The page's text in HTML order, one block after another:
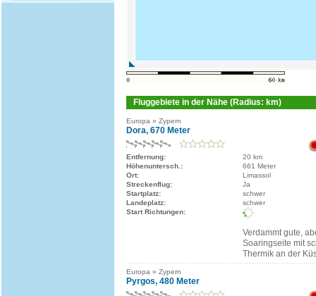
Fluggebiete in der Nähe (Radius: km)
Europa » Zypern
Dora, 670 Meter
Entfernung:
20 km
Höhenuntersch.:
661 Meter
Ort:
Limassol
Streckenflug:
Ja
Startplatz:
schwer
Landeplatz:
schwer
Start Richtungen:
Verdammt gute,
Soaringseite mit
Thermik an der
Europa » Zypern
Pyrgos, 480 Meter